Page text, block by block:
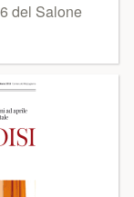
del Salone